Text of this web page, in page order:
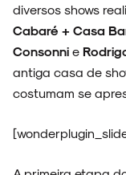
NOVIDADES
NOIZE RECORD CLUB
diversos shows
Cabaré + Casa
Consonni e
antiga casa de
costumam se